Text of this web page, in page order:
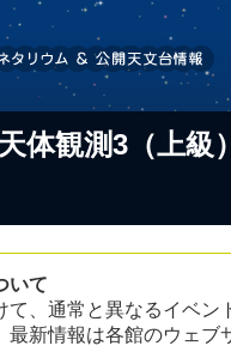
体観測3（上級
いて
て、通常と異なるイベ
最新情報は各館のウェ